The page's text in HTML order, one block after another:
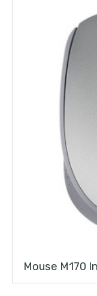
Mouse M170